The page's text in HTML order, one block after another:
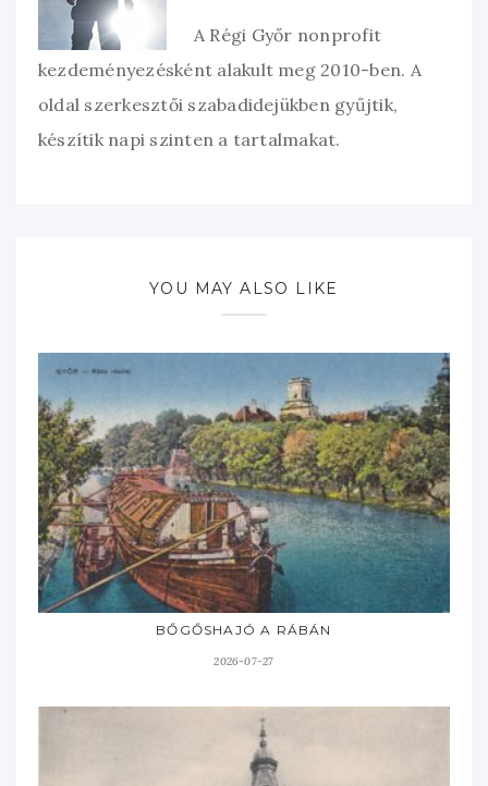
A Régi Győr nonprofit
kezdeményezésként alakult meg 2010-ben. A
oldal szerkesztői szabadidejükben gyűjtik,
készítik napi szinten a tartalmakat.
YOU MAY ALSO LIKE
BŐGŐSHAJÓ A RÁBÁN
2026-07-27